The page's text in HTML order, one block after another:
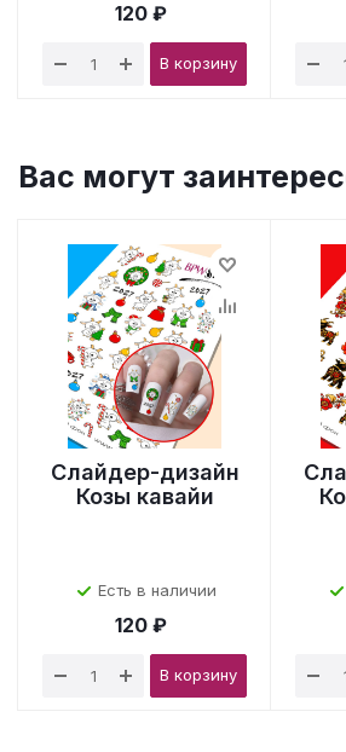
120 ₽
В корзину
Вас могут
Слайдер-дизайн
Козы кавайи
Есть в наличии
120 ₽
В корзину